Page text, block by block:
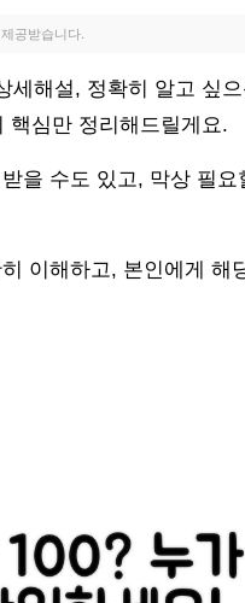
공받습니다.
해설, 정확히 알고 싶
핵심만 정리해드릴게요.
을 수도 있고, 막상 필
이해하고, 본인에게 해